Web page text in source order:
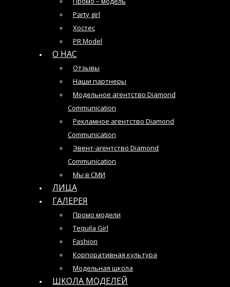
Party girl
Хостес
PR Model
О НАС
Отзывы
Наши партнеры
Модельное агентство Diamond
Communication
Рекламное агентство Diamond
Communication
Эвент-агентство Diamond
Communication
Мы в СМИ
ЛИЦА
ГАЛЕРЕЯ
Промо модели
Tequila Girl
Fashion
Корпоративная культура
Модельная школа
ШКОЛА МОДЕЛЕЙ